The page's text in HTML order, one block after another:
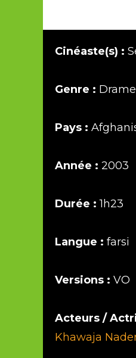
Cinéaste(s) :
Genre : Drame
Pays :
Année : 2003
Durée :1h23
Langue : farsi
Versions : VO
Acteurs /
Khawaja